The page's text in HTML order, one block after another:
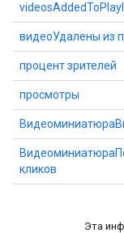
видеоУдалены из
процент зрителей
просмотры
кликов
Эта